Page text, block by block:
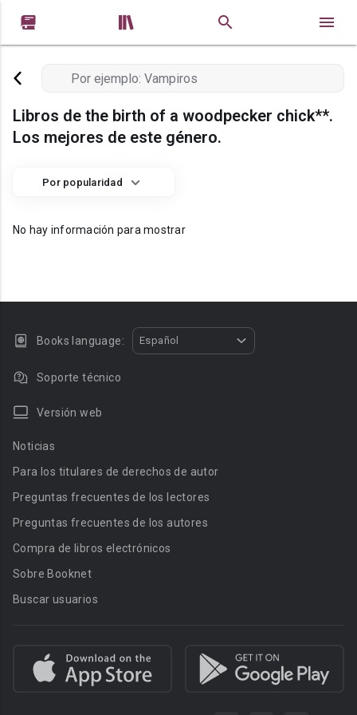
 
Libros de the birth of a woodpecker chick**.
Los mejores de este género.
Por popularidad
No hay información para mostrar
Books language: Español
Soporte técnico
Versión web
Noticias
Para los titulares de derechos de autor
Preguntas frecuentes de los lectores
Preguntas frecuentes de los autores
Compra de libros electrónicos
Sobre Booknet
Buscar usuarios